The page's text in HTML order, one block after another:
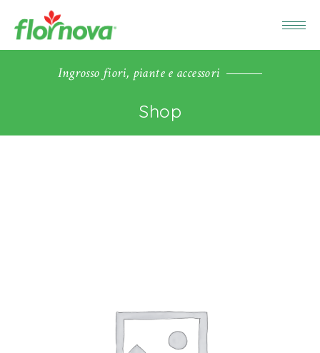
Ingrosso fiori, piante e accessori
Shop